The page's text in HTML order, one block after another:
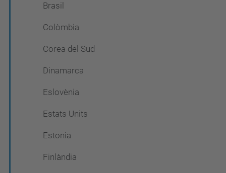
Brasil
Colòmbia
Corea del Sud
Dinamarca
Eslovènia
Estats Units
Estonia
Finlàndia